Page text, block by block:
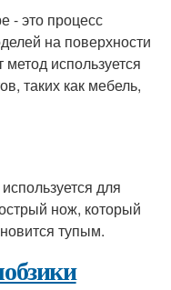
- это процесс
на поверхности
используется
таких как мебель,
для
нож, который
тупым.